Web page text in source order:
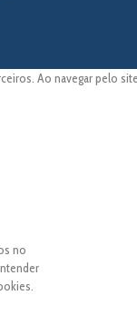
Ao navegar pelo
no